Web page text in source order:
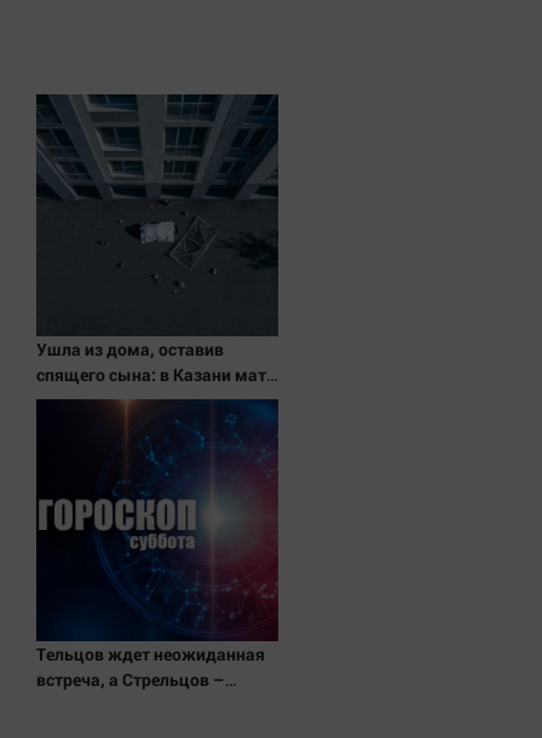
Ушла из дома, оставив
спящего сына: в Казани мать
пойдет под суд за гибель
малыша 07/08/2026 –
Тельцов ждет неожиданная
встреча, а Стрельцов –